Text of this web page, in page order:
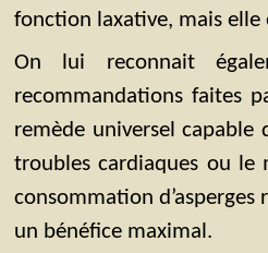
fonction laxative, mais
On lui reconnait
recommandations faites
remède universel capable
troubles cardiaques ou le
consommation
un bénéfice maximal.